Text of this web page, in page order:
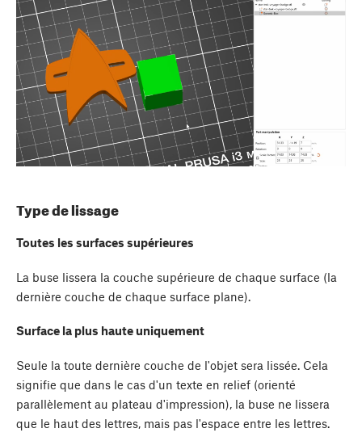
Type de lissage
Toutes les surfaces supérieures
La buse lissera la couche supérieure de chaque surface (la
dernière couche de chaque surface plane).
Surface la plus haute uniquement
Seule la toute dernière couche de l'objet sera lissée. Cela
signifie que dans le cas d'un texte en relief (orienté
parallèlement au plateau d'impression), la buse ne lissera
que le haut des lettres, mais pas l'espace entre les lettres.